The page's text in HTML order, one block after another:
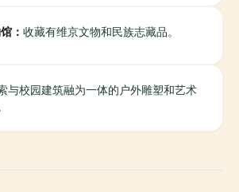
： 收藏有维京文物和民族志藏品。
与校园建筑融为一体的户外雕塑和艺术